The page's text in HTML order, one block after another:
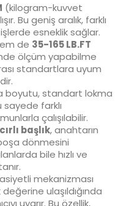
(kilogram-kuvvet
Bu geniş aralık, farklı
esneklik sağlar.
de 35-165 LB.FT
ölçüm yapabilme
standartlara uyum
boyutu, standart lokma
sayede farklı
çalışılabilir.
başlık, anahtarın
dönmesini
bile hızlı ve
mekanizması
ulaşıldığında
uyarır. Bu özellik,